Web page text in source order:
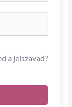
a jelszavad?